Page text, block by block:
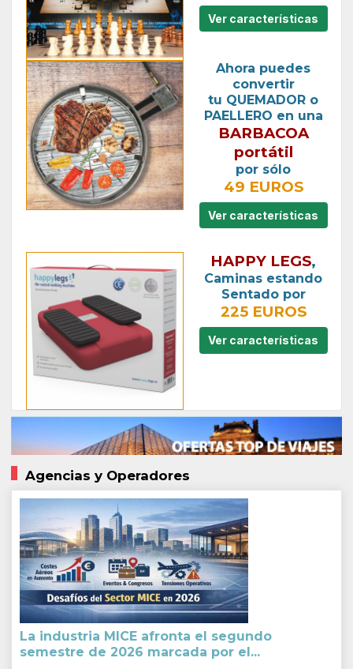
Ver características
Ahora puedes
convertir
tu QUEMADOR o
PAELLERO en una
BARBACOA
portátil
por sólo
49 EUROS
Ver características
HAPPY LEGS,
Caminas estando
Sentado por
225 EUROS
Ver características
Agencias y Operadores
La industria MICE afronta el segundo
semestre de 2026 marcada por el...